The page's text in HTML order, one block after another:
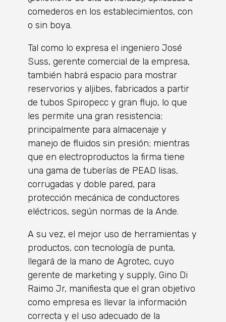
comederos en los establecimientos, con
o sin boya.
Tal como lo expresa el ingeniero José
Suss, gerente comercial de la empresa,
también habrá espacio para mostrar
reservorios y aljibes, fabricados a partir
de tubos Spiropecc y gran flujo, lo que
les permite una gran resistencia;
principalmente para almacenaje y
manejo de fluidos sin presión; mientras
que en electroproductos la firma tiene
una gama de tuberías de PEAD lisas,
corrugadas y doble pared, para
protección mecánica de conductores
eléctricos, según normas de la Ande.
A su vez, el mejor uso de herramientas y
productos, con tecnología de punta,
llegará de la mano de Agrotec, cuyo
gerente de marketing y supply, Gino Di
Raimo Jr, manifiesta que el gran objetivo
como empresa es llevar la información
correcta y el uso adecuado de la